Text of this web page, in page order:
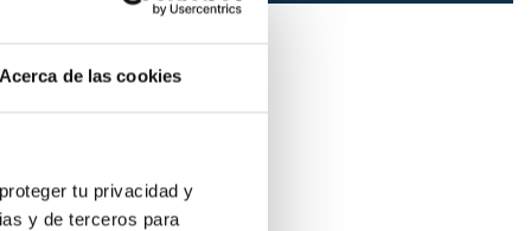
de las cookies
tu privacidad y
y de terceros para